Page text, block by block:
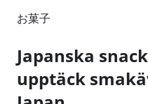
お菓子
Japanska
upptäck